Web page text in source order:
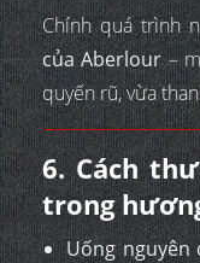
Chính quá trình
của Aberlour–
quyến rũ, vừa
6. Cách
trong
Uống nguyên